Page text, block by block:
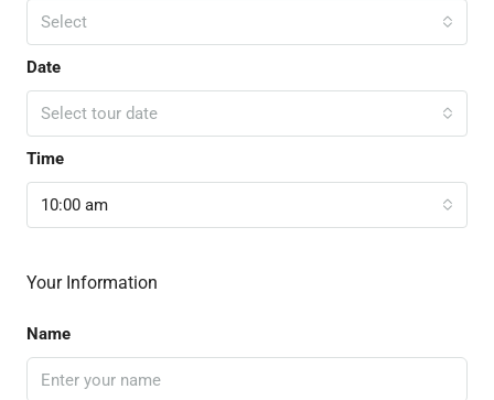
Select
Date
Select tour date
Time
10:00 am
Your Information
Name